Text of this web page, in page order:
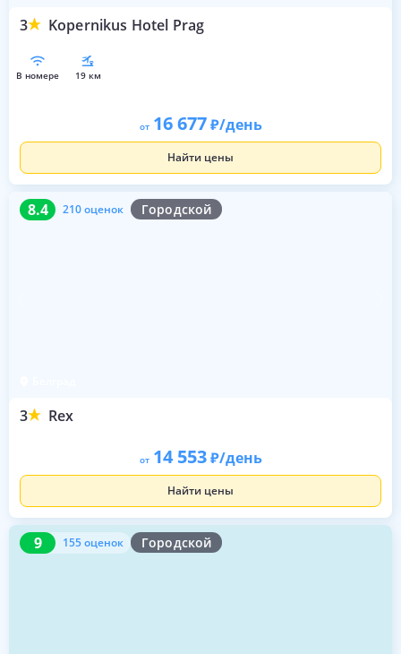
3 Kopernikus Hotel Prag
в номере 19 км
от 16 677 /день
Найти цены
8.4 210 оценок Городской
3 Rex
8.4 210 оценок
от 14 553 /день
Найти цены
9 155 оценок Городской
9 155 оценок